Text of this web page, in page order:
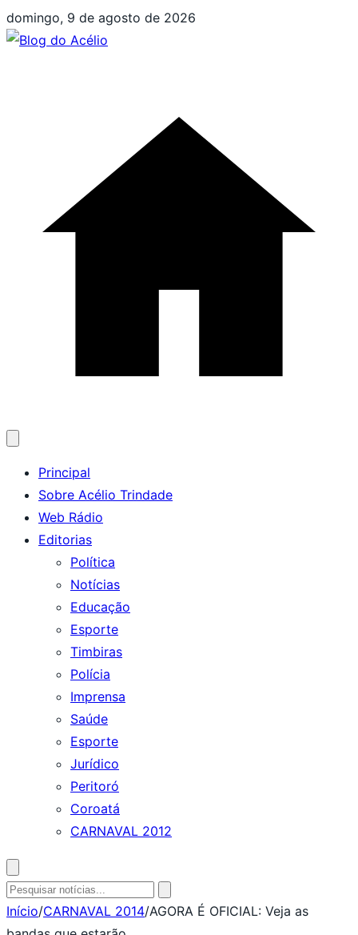
Pular
para
domingo, 9 de agosto de 2026
menu
Principal
Sobre Acélio Trindade
Web Rádio
Editorias
Política
Notícias
Educação
Esporte
Timbiras
Polícia
Imprensa
Saúde
Esporte
Jurídico
Peritoró
Coroatá
CARNAVAL 2012
busca
Pesquisar
por:
Início/CARNAVAL 2014/AGORA É OFICIAL: Veja as